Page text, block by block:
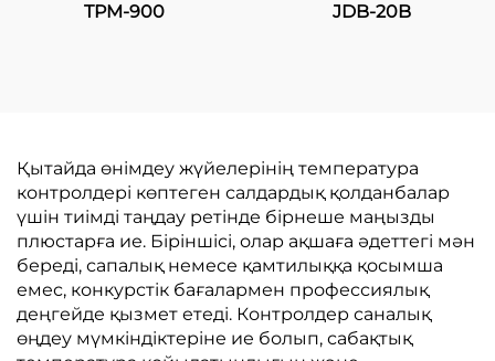
TPM-900 JDB-20B
Қытайда өнімдеу жүйелерінің температура
контролдері көптеген салдардық қолданбалар
үшін тиімді таңдау ретінде бірнеше маңызды
плюстарға ие. Біріншісі, олар ақшаға әдеттегі мән
береді, сапалық немесе қамтилыққа қосымша
емес, конкурстік бағалармен профессиялық
деңгейде қызмет етеді. Контролдер саналық
өңдеу мүмкіндіктеріне ие болып, сабақтық